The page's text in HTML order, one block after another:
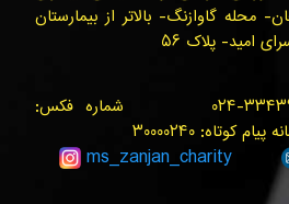
محله گاوازنگ- بالاتر از بیمارستان
امید- پلاک ۵۶
شماره تماس: ۹۸-۳۳۴۳۹۰۹۵-۰۲۴ شماره فکس:
ms_zanjan_charity